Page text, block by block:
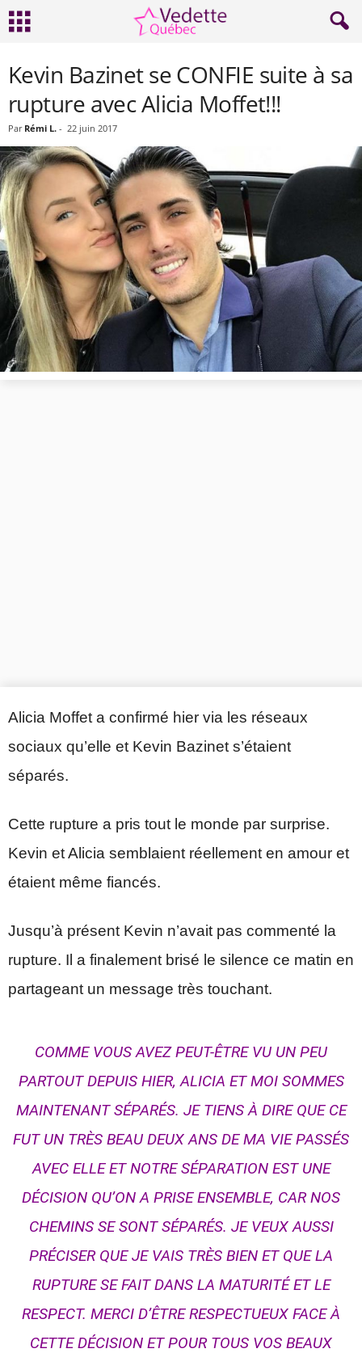
Kevin Bazinet se CONFIE suite à sa
rupture avec Alicia Moffet!!!
Par Rémi L. - 22 juin 2017
Alicia Moffet a confirmé hier via les réseaux
sociaux qu’elle et Kevin Bazinet s’étaient
séparés.
Cette rupture a pris tout le monde par surprise.
Kevin et Alicia semblaient réellement en amour et
étaient même fiancés.
Jusqu’à présent Kevin n’avait pas commenté la
rupture. Il a finalement brisé le silence ce matin en
partageant un message très touchant.
COMME VOUS AVEZ PEUT-ÊTRE VU UN PEU
PARTOUT DEPUIS HIER, ALICIA ET MOI SOMMES
MAINTENANT SÉPARÉS. JE TIENS À DIRE QUE CE
FUT UN TRÈS BEAU DEUX ANS DE MA VIE PASSÉS
AVEC ELLE ET NOTRE SÉPARATION EST UNE
DÉCISION QU’ON A PRISE ENSEMBLE, CAR NOS
CHEMINS SE SONT SÉPARÉS. JE VEUX AUSSI
PRÉCISER QUE JE VAIS TRÈS BIEN ET QUE LA
RUPTURE SE FAIT DANS LA MATURITÉ ET LE
RESPECT. MERCI D’ÊTRE RESPECTUEUX FACE À
CETTE DÉCISION ET POUR TOUS VOS BEAUX